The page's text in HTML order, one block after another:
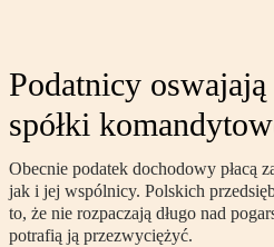
Podatnicy
spółki
Obecnie podatek dochodowy płacą
jak i jej wspólnicy. Polskich
to, że nie rozpaczają długo nad
potrafią ją przezwyciężyć.